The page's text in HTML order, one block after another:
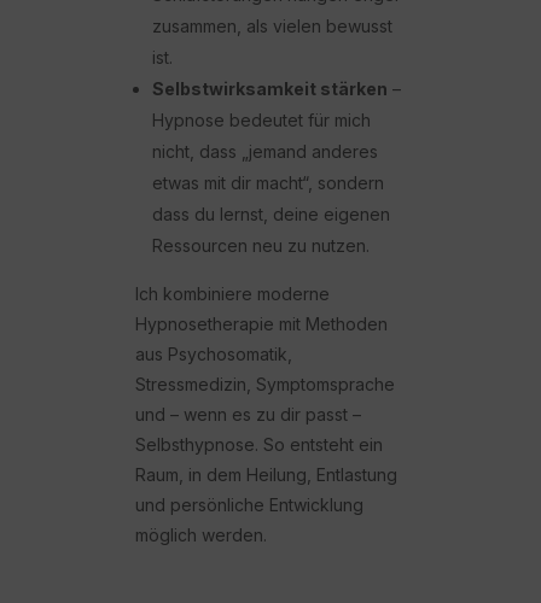
zusammen, als vielen bewusst
ist.
Selbstwirksamkeit stärken –
Hypnose bedeutet für mich
nicht, dass „jemand anderes
etwas mit dir macht“, sondern
dass du lernst, deine eigenen
Ressourcen neu zu nutzen.
Ich kombiniere moderne
Hypnosetherapie mit Methoden
aus Psychosomatik,
Stressmedizin, Symptomsprache
und – wenn es zu dir passt –
Selbsthypnose. So entsteht ein
Raum, in dem Heilung, Entlastung
und persönliche Entwicklung
möglich werden.